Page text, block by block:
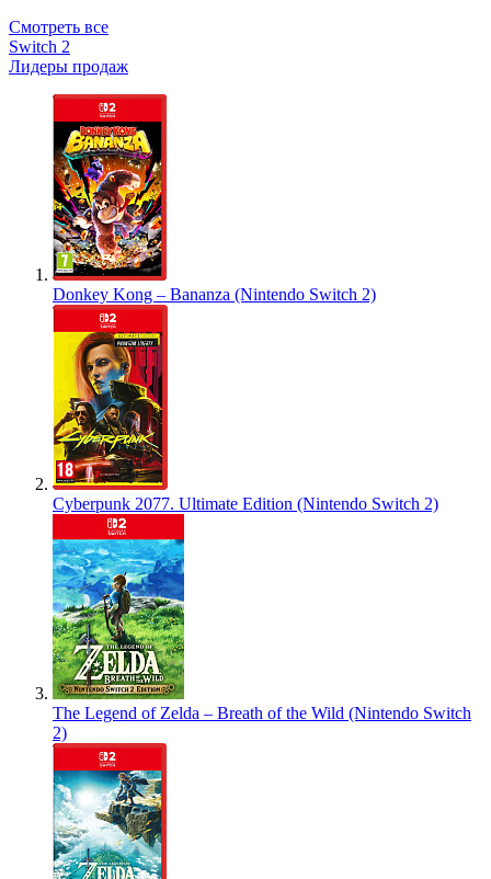
Смотреть все
Switch 2
Лидеры продаж
Donkey Kong – Bananza (Nintendo Switch 2)
Cyberpunk 2077. Ultimate Edition (Nintendo Switch 2)
The Legend of Zelda – Breath of the Wild (Nintendo Switch
2)